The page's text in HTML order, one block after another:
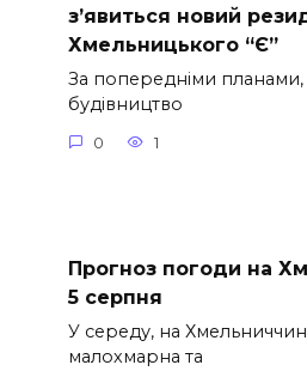
з’явиться новий
Хмельницького “Є”
За попередніми планами,
будівництво
0 1
Прогноз погоди на
5 серпня
У середу, на
малохмарна та